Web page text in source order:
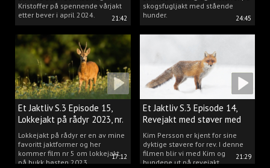
21:42
Kristoffer på spennende vårjakt
etter bever i april 2024.
24:45
skogsfugljakt med stående
hunder.
17:12
Et Jaktliv S.3 Episode 15,
Lokkejakt på rådyr 2023, nr.
5Lokkejakt på rådyr er en av mine
favoritt jaktformer og her
kommer film nr 5 om lokkejakt
på bukk høsten 2023.
21:29
Et Jaktliv S.3 Episode 14,
Revejakt med støver med
Kim Persson
Kim Persson er kjent for sine
dyktige støvere for rev. I denne
filmen blir vi med Kim og
hundene ut på revejakt.